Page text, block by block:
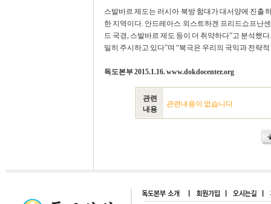
스발바르 제도는 러시아 북방 함대가 대서양에 진출
한 지역이다. 안드레아스 외스트하겐 프리드쇼프난
드 국경, 스발바르 제도 등이 더 취약하다”고 분석했
밀히 주시하고 있다”며 “북극은 우리의 국익과 전략
독도본부 2015.1.16. www.dokdocenter.org
관련
내용
관련내용이 없습니다